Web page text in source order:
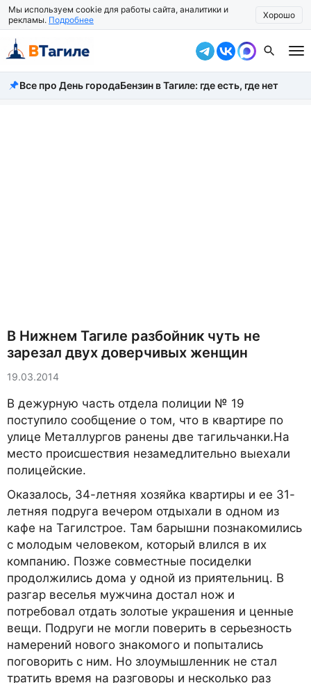
Мы используем cookie для работы сайта, аналитики и
рекламы. Подробнее Хорошо
Все новости
Все про День городаБензин в Тагиле: где есть, где нет
В Нижнем Тагиле разбойник чуть не
зарезал двух доверчивых женщин
19.03.2014
В дежурную часть отдела полиции № 19
поступило сообщение о том, что в квартире по
улице Металлургов ранены две тагильчанки.На
место происшествия незамедлительно выехали
полицейские.
Оказалось, 34-летняя хозяйка квартиры и ее 31-
летняя подруга вечером отдыхали в одном из
кафе на Тагилстрое. Там барышни познакомились
с молодым человеком, который влился в их
компанию. Позже совместные посиделки
продолжились дома у одной из приятельниц. В
разгар веселья мужчина достал нож и
потребовал отдать золотые украшения и ценные
вещи. Подруги не могли поверить в серьезность
намерений нового знакомого и попытались
поговорить с ним. Но злоумышленник не стал
тратить время на разговоры и несколько раз